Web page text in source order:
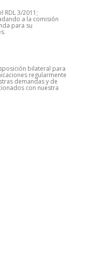
RDL 3/2011;
a la comisión
para su
bilateral para
regularmente
demandas y de
con nuestra